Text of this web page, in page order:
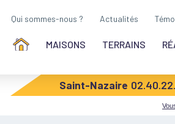
Qui sommes-nous ? Actualités
MAISONS TERRAINS
Saint-Nazaire